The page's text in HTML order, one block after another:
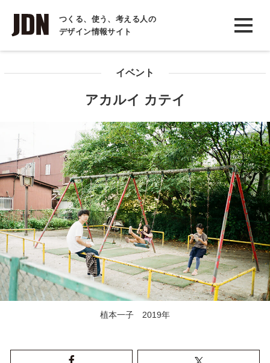
つくる、使う、考える人の
デザイン情報サイト
INTERVIEW
インタビュー
イベント
アカルイ カテイ
植本一子 2019年